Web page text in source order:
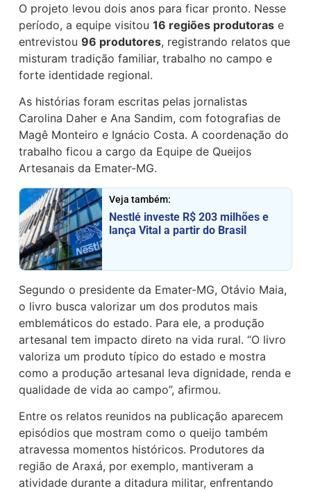
O projeto levou dois anos para ficar pronto. Nesse
período, a equipe visitou16 regiões produtoras e
entrevistou96 produtores, registrando relatos que
misturam tradição familiar, trabalho no campo e
forte identidade regional.
As histórias foram escritas pelas jornalistas
Carolina Daher e Ana Sandim, com fotografias de
Magê Monteiro e Ignácio Costa. A coordenação do
trabalho ficou a cargo da Equipe de Queijos
Artesanais da Emater-MG.
Veja também:
Nestlé investe R$ 203 milhões e
lança Vital a partir do Brasil
Segundo o presidente da Emater-MG, Otávio Maia,
o livro busca valorizar um dos produtos mais
emblemáticos do estado. Para ele, a produção
artesanal tem impacto direto na vida rural. “O livro
valoriza um produto típico do estado e mostra
como a produção artesanal leva dignidade, renda e
qualidade de vida ao campo”, afirmou.
Entre os relatos reunidos na publicação aparecem
episódios que mostram como o queijo também
atravessa momentos históricos. Produtores da
região de Araxá, por exemplo, mantiveram a
atividade durante a ditadura militar, enfrentando